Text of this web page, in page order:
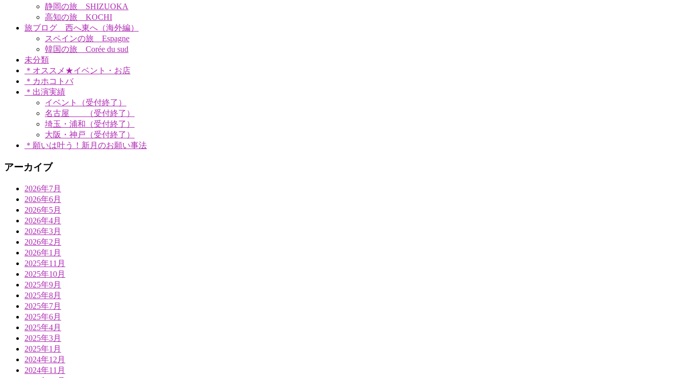
静岡の旅 SHIZUOKA
高知の旅 KOCHI
旅ブログ 西へ東へ（海外編）
スペインの旅 Espagne
韓国の旅 Corée du sud
未分類
＊オススメ★イベント・お店
＊カホコトバ
＊出演実績
イベント（受付終了）
名古屋 （受付終了）
埼玉・浦和（受付終了）
大阪・神戸（受付終了）
＊願いは叶う！新月のお願い事法
アーカイブ
2026年7月
2026年6月
2026年5月
2026年4月
2026年3月
2026年2月
2026年1月
2025年11月
2025年10月
2025年9月
2025年8月
2025年7月
2025年6月
2025年4月
2025年3月
2025年1月
2024年12月
2024年11月